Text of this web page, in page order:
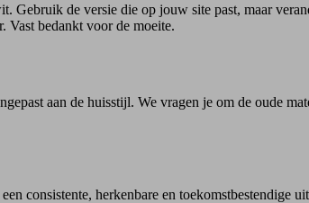
de versie die op jouw site past, maar
Vast bedankt voor de moeite.
aan de huisstijl. We vragen je om de oude
consistente, herkenbare en toekomstbestendige